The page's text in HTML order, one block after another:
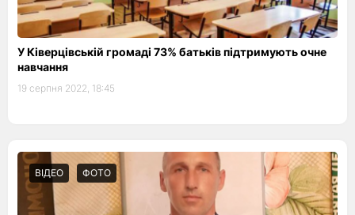
У Ківерцівській громаді 73% батьків підтримують очне
навчання
19 серпня 2022, 18:45
ВІДЕО ФОТО